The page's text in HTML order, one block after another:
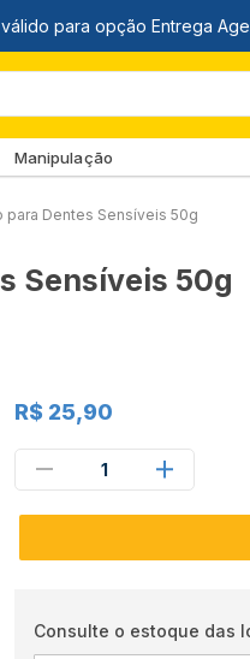
Manipulação
para Dentes Sensíveis 50g
Sensíveis 50g
R$ 25,90
1
Consulte o estoque das